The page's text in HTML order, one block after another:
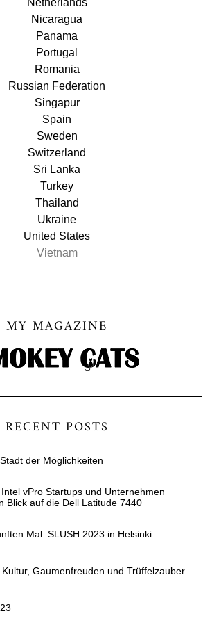
Nicaragua
Panama
Portugal
Romania
Russian Federation
Singapur
Spain
Sweden
Switzerland
Sri Lanka
Turkey
Thailand
Ukraine
United States
Vietnam
MY MAGAZINE
RECENT POSTS
der Möglichkeiten
vPro Startups und Unternehmen
Blick auf die Dell Latitude 7440
Mal: SLUSH 2023 in Helsinki
Kultur, Gaumenfreuden und Trüffelzauber